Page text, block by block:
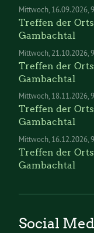
Mittwoch 16.09.2026
Treffen der
Gambachtal
Mittwoch 21.10.2026
Treffen der
Gambachtal
Mittwoch 18.11.2026
Treffen der
Gambachtal
Mittwoch 16.12.2026
Treffen der
Gambachtal
Social